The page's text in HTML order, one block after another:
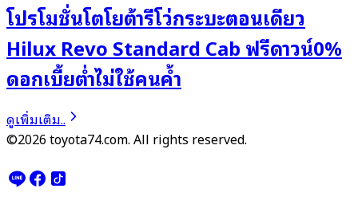
โปรโมชั่นโตโยต้ารีโว่กระบะตอนเดียว
Hilux Revo Standard Cab ฟรีดาวน์0%
ดอกเบี้ยต่ำไม่ใช้คนค้ำ
ดูเพิ่มเติม..
©2026 toyota74.com. All rights reserved.